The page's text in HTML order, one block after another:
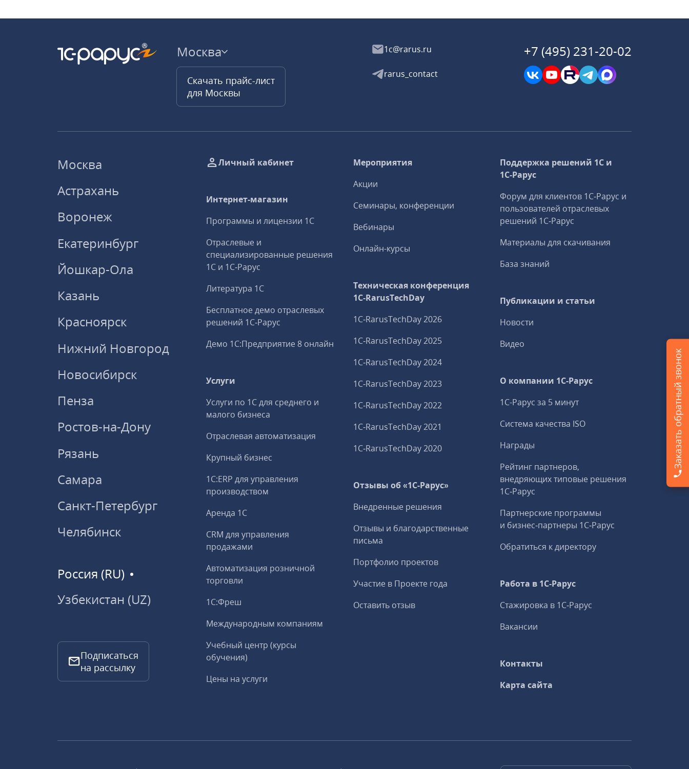
Москва
Скачать прайс-лист
для Москвы
1c@rarus.ru
rarus_contact
+7 (495) 231-20-02
Москва
Астрахань
Воронеж
Екатеринбург
Йошкар-Ола
Казань
Красноярск
Нижний Новгород
Новосибирск
Пенза
Ростов-на-Дону
Рязань
Самара
Санкт-Петербург
Челябинск
Россия (RU)
Узбекистан (UZ)
Подписаться
на рассылку
Личный кабинет
Интернет-магазин
Программы и лицензии 1С
Отраслевые и
специализированные решения
1С и 1С‑Рарус
Литература 1С
Бесплатное демо отраслевых
решений 1С‑Рарус
Демо 1С:Предприятие 8 онлайн
Услуги
Услуги по 1С для среднего и
малого бизнеса
Отраслевая автоматизация
Крупный бизнес
1С:ERP для управления
производством
Аренда 1С
CRM для управления
продажами
Автоматизация розничной
торговли
1С:Фреш
Международным компаниям
Учебный центр (курсы
обучения)
Цены на услуги
Мероприятия
Акции
Семинары, конференции
Вебинары
Онлайн-курсы
Техническая конференция
1C‑RarusTechDay
1C‑RarusTechDay 2026
1C‑RarusTechDay 2025
1C‑RarusTechDay 2024
1C‑RarusTechDay 2023
1C‑RarusTechDay 2022
1C‑RarusTechDay 2021
1C‑RarusTechDay 2020
Отзывы об «1С-Рарус»
Внедренные решения
Отзывы и благодарственные
письма
Портфолио проектов
Участие в Проекте года
Оставить отзыв
Поддержка решений 1С и
1С‑Рарус
Форум для клиентов 1С‑Рарус и
пользователей отраслевых
решений 1С‑Рарус
Материалы для скачивания
База знаний
Публикации и статьи
Новости
Видео
О компании 1C-Рарус
1С-Рарус за 5 минут
Система качества ISO
Награды
Рейтинг партнеров,
внедряющих типовые решения
1С‑Рарус
Партнерские программы
и бизнес‑партнеры 1С‑Рарус
Обратиться к директору
Работа в 1С‑Рарус
Стажировка в 1С‑Рарус
Вакансии
Контакты
Карта сайта
Заказать обратный звонок